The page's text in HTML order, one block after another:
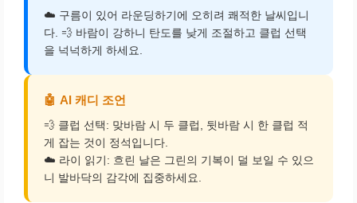
☁️ 구름이 있어 라운딩하기에 오히려 쾌적한 날씨입니
다. 💨 바람이 강하니 탄도를 낮게 조절하고 클럽 선택
을 넉넉하게 하세요.
🤖 AI 캐디 조언
💨 클럽 선택: 맞바람 시 두 클럽, 뒷바람 시 한 클럽 적
게 잡는 것이 정석입니다.
☁️ 라이 읽기: 흐린 날은 그린의 기복이 덜 보일 수 있으
니 발바닥의 감각에 집중하세요.